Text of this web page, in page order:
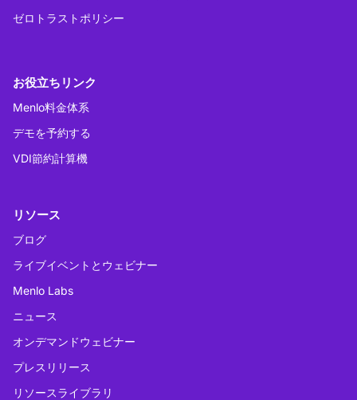
ゼロトラストポリシー
お役立ちリンク
Menlo料金体系
デモを予約する
VDI節約計算機
リソース
ブログ
ライブイベントとウェビナー
Menlo Labs
ニュース
オンデマンドウェビナー
プレスリリース
リソースライブラリ